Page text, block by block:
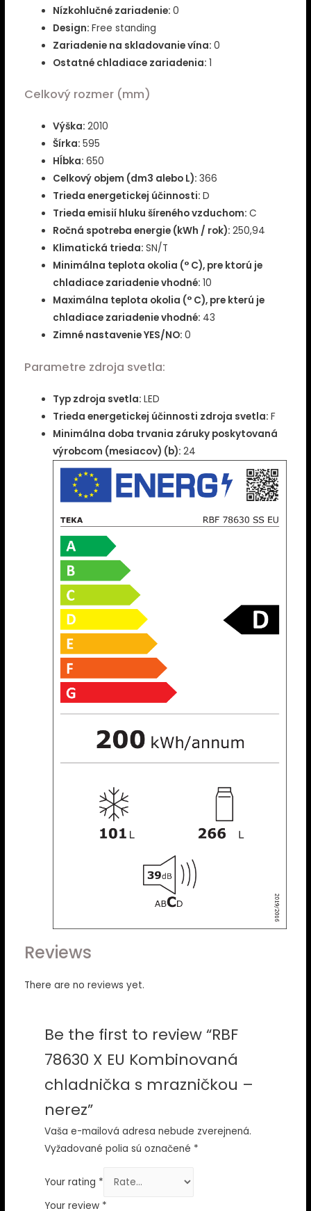
Nízkohlučné zariadenie: 0
Design: Free standing
Zariadenie na skladovanie vína: 0
Ostatné chladiace zariadenia: 1
Celkový rozmer (mm)
Výška: 2010
Šírka: 595
Hĺbka: 650
Celkový objem (dm3 alebo L): 366
Trieda energetickej účinnosti: D
Trieda emisií hluku šíreného vzduchom: C
Ročná spotreba energie (kWh / rok): 250,94
Klimatická trieda: SN/T
Minimálna teplota okolia (° C), pre ktorú je
chladiace zariadenie vhodné: 10
Maximálna teplota okolia (° C), pre kterú je
chladiace zariadenie vhodné: 43
Zimné nastavenie YES/NO: 0
Parametre zdroja svetla:
Typ zdroja svetla: LED
Trieda energetickej účinnosti zdroja svetla: F
Minimálna doba trvania záruky poskytovaná
výrobcom (mesiacov) (b): 24
Reviews
There are no reviews yet.
Be the first to review “RBF
78630 X EU Kombinovaná
chladnička s mrazničkou –
nerez”
Vaša e-mailová adresa nebude zverejnená.
Vyžadované polia sú označené *
Your rating *
Your review *